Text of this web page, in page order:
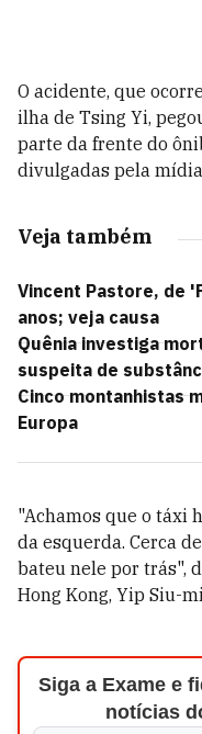
O acidente, que
ilha de Tsing Yi,
parte da frente do
divulgadas pela
Veja também
Vincent Pastore, de
anos; veja causa
Quênia investiga
suspeita de
Cinco montanhistas
Europa
"Achamos que o táxi
da esquerda. Cerca
bateu nele por trás",
Hong Kong, Yip Siu-
Siga a Exame e
notícias